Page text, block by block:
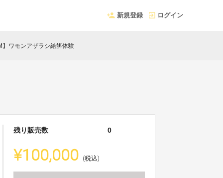
新規登録 ログイン
ワモンアザラシ給餌体験
残り販売数 0
¥100,000 (税込)